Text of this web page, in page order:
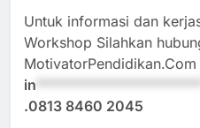
Untuk informasi dan
Workshop Silahkan
in
.0813 8460 2045